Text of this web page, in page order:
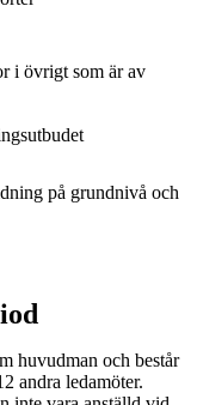
i övrigt som är av
på grundnivå och
huvudman och består
andra ledamöter.